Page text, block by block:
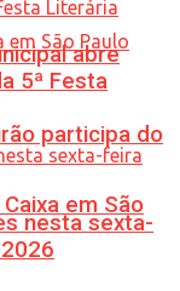
participa do
em São
abre
5ª Festa
nesta sexta-